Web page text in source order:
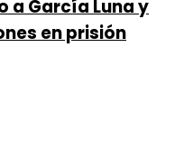
a García Luna y
en prisión